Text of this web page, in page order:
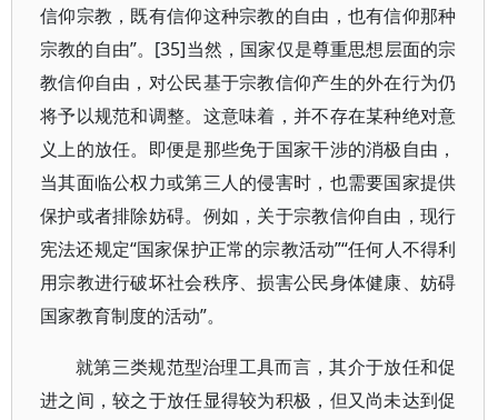
信仰宗教，既有信仰这种宗教的自由，也有信仰那种
宗教的自由”。[35]当然，国家仅是尊重思想层面的宗
教信仰自由，对公民基于宗教信仰产生的外在行为仍
将予以规范和调整。这意味着，并不存在某种绝对意
义上的放任。即便是那些免于国家干涉的消极自由，
当其面临公权力或第三人的侵害时，也需要国家提供
保护或者排除妨碍。例如，关于宗教信仰自由，现行
宪法还规定“国家保护正常的宗教活动”“任何人不得利
用宗教进行破坏社会秩序、损害公民身体健康、妨碍
国家教育制度的活动”。
就第三类规范型治理工具而言，其介于放任和促
进之间，较之于放任显得较为积极，但又尚未达到促